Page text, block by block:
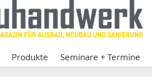
Produkte Seminare + Termine